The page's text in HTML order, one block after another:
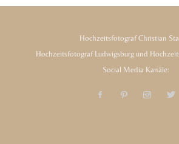
Hochzeitsfotograf Christian
Hochzeitsfotograf Ludwigsburg und
Social Media Kanäle: